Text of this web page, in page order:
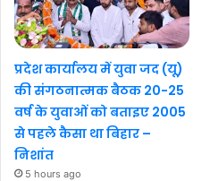
प्रदेश कार्यालय में युवा जद (यू)
की संगठनात्मक बैठक 20-25
वर्ष के युवाओं को बताइए 2005
से पहले कैसा था बिहार –
निशांत
5 hours ago